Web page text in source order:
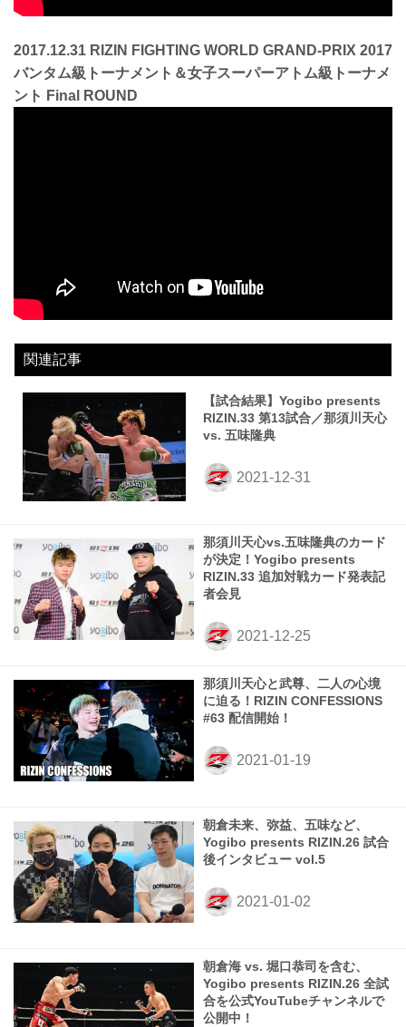
2017.12.31 RIZIN FIGHTING WORLD GRAND-PRIX 2017
バンタム級トーナメント＆女子スーパーアトム級トーナメ
ント Final ROUND
関連記事
【試合結果】Yogibo presents
RIZIN.33 第13試合／那須川天心
vs. 五味隆典
那須川天心vs.五味隆典のカード
が決定！Yogibo presents
RIZIN.33 追加対戦カード発表記
者会見
那須川天心と武尊、二人の心境
に迫る！RIZIN CONFESSIONS
#63 配信開始！
朝倉未来、弥益、五味など、
Yogibo presents RIZIN.26 試合
後インタビュー vol.5
朝倉海 vs. 堀口恭司を含む、
Yogibo presents RIZIN.26 全試
合を公式YouTubeチャンネルで
公開中！